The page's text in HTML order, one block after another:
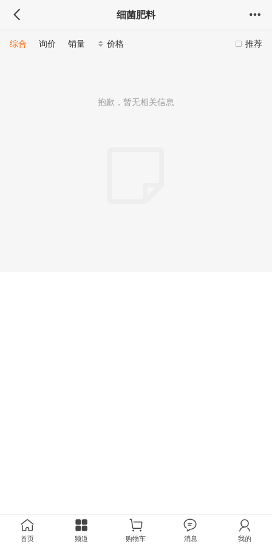
细菌肥料
推荐
综合 询价 销量 价格
抱歉，暂无相关信息
首页 频道 购物车 消息 我的